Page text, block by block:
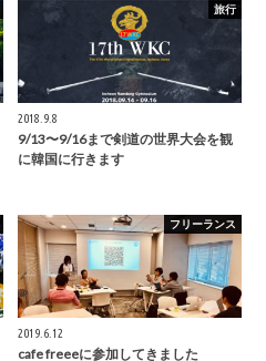
旅行
2018.9.8
9/13〜9/16まで剣道の世界大会を観
に韓国に行きます
フリーランス
2019.6.12
cafe freeeに参加してきました